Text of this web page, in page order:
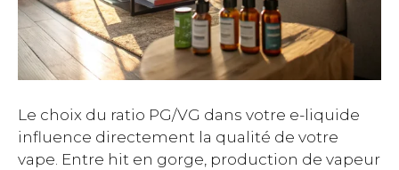
Le choix du ratio PG/VG dans votre e-liquide
influence directement la qualité de votre
vape. Entre hit en gorge, production de vapeur